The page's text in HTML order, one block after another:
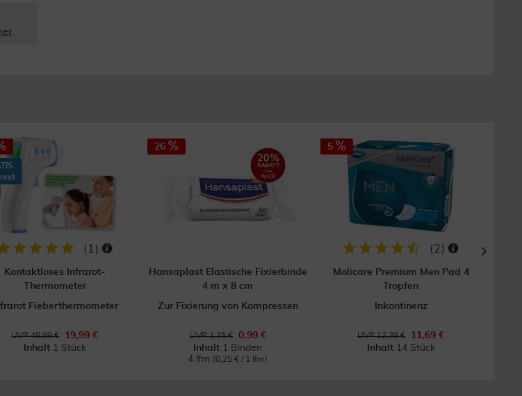
( 1 )
Kontaktloses Infrarot-
Thermometer
Fieberthermometer
UVP 49,99 €
19,99 €
Inhalt 1 Stück
26
Hansaplast Elastische Fixierbinde
4 m x 8 cm
Zur Fixierung von Kompressen
UVP 1,35 €
0,99 €
Inhalt 1 Binden
4 lfm (0,25 € / 1 lfm)
5
(2 )
Molicare Premium Men Pad 4
Tropfen
Inkontinenz
UVP 12,39 €
11,69 €
Inhalt 14 Stück